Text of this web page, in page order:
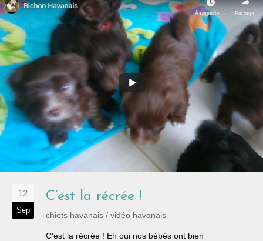
12
Sep
C’est la récrée !
chiots havanais / vidéo havanais
C'est la récrée ! Eh oui nos bébés ont bien